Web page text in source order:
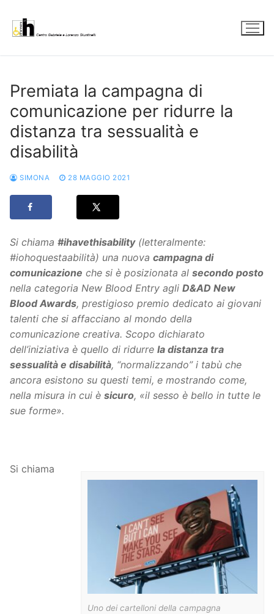
contenuto
Premiata la campagna di
comunicazione per ridurre la
distanza tra sessualità e
disabilità
SIMONA 28 MAGGIO 2021
Si chiama #ihavethisability(letteralmente:
#iohoquestaabilità) una nuova campagna di
comunicazione che si è posizionata al secondo posto
nella categoria New Blood Entry agli D&AD New
Blood Awards, prestigioso premio dedicato ai giovani
talenti che si affacciano al mondo della
comunicazione creativa. Scopo dichiarato
dell’iniziativa è quello di ridurre la distanza tra
sessualità e disabilità, “normalizzando” i tabù che
ancora esistono su questi temi, e mostrando come,
nella misura in cui è sicuro, «il sesso è bello in tutte le
sue forme».
Uno dei cartelloni della campagna
Si chiama